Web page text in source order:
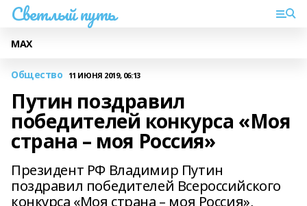
Светлый путь
МАХ
Общество 11 ИЮНЯ 2019, 06:13
Путин поздравил
победителей конкурса «Моя
страна – моя Россия»
Президент РФ Владимир Путин
поздравил победителей Всероссийского
конкурса «Моя страна – моя Россия»,